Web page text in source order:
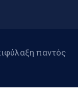
παντός